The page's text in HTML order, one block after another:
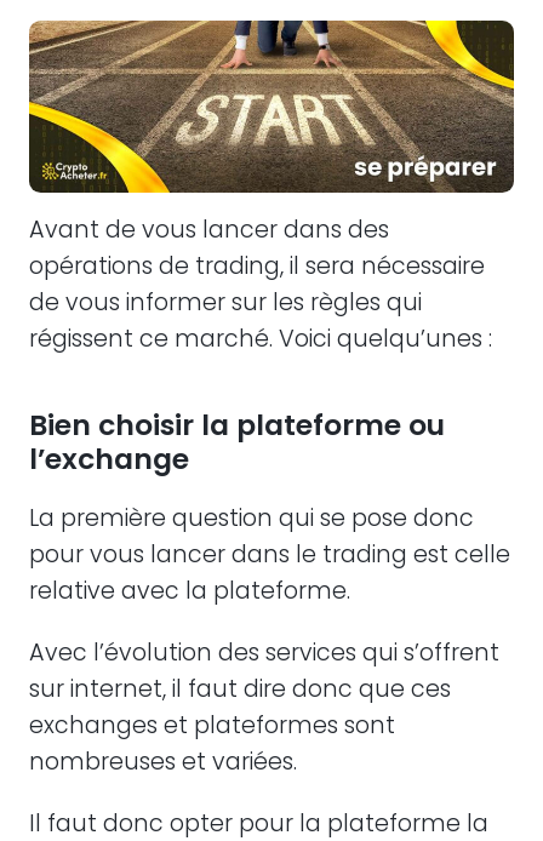
Avant de vous lancer dans des
opérations de trading, il sera nécessaire
de vous informer sur les règles qui
régissent ce marché. Voici quelqu’unes :
Bien choisir la plateforme ou
l’exchange
La première question qui se pose donc
pour vous lancer dans le trading est celle
relative avec la plateforme.
Avec l’évolution des services qui s’offrent
sur internet, il faut dire donc que ces
exchanges et plateformes sont
nombreuses et variées.
Il faut donc opter pour la plateforme la